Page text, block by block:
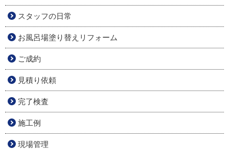
スタッフの日常
お風呂場塗り替えリフォーム
ご成約
見積り依頼
完了検査
施工例
現場管理